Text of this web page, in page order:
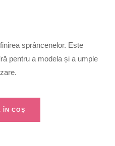
sprâncenelor. Este
pentru a modela și a umple
ÎN COȘ